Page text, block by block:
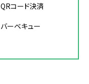
QRコード決済
バーベキュー